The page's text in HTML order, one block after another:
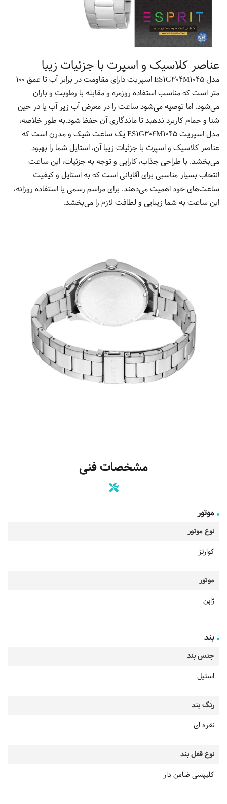
عناصر کلاسیک و اسپرت با جزئیات زیبا
مدل ES1G304M1045 اسپریت دارای مقاومت در برابر آب تا عمق 100
متر است که مناسب استفاده روزمره و مقابله با رطوبت و باران
می‌شود. اما توصیه می‌شود ساعت را در معرض آب زیر آب یا در حین
شنا و حمام کاربرد ندهید تا ماندگاری آن حفظ شود.به طور خلاصه،
مدل اسپریت ES1G304M1045 یک ساعت شیک و مدرن است که
عناصر کلاسیک و اسپرت با جزئیات زیبا آن، استایل شما را بهبود
می‌بخشد. با طراحی جذاب، کارایی و توجه به جزئیات، این ساعت
انتخاب بسیار مناسبی برای آقایانی است که به استایل و کیفیت
ساعت‌های خود اهمیت می‌دهند. برای مراسم رسمی یا استفاده روزانه،
این ساعت به شما زیبایی و لطافت لازم را می‌بخشد.
مشخصات فنی
موتور
نوع موتور
کوارتز
موتور
ژاپن
بند
جنس بند
استیل
رنگ بند
نقره ای
نوع قفل بند
کلیپسی ضامن دار